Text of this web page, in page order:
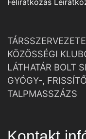
Feliratkozás
KÖZÖSSÉGI
LÁTHATÁR BOLT
GYÓGY-,
TALPMASSZÁZS